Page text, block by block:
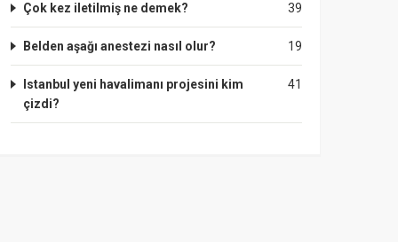
39
Çok kez iletilmiş ne demek?
19
Belden aşağı anestezi nasıl olur?
41
Istanbul yeni havalimanı projesini kim
çizdi?